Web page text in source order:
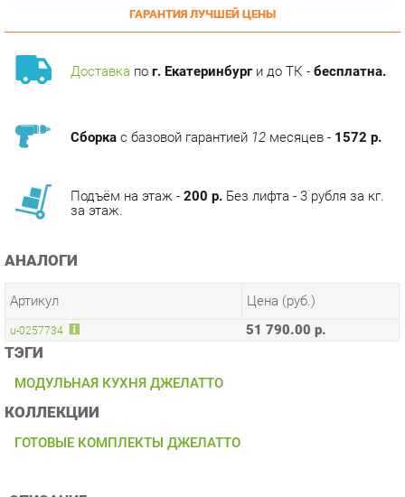
Доставкапог. Екатеринбурги до ТК -бесплатна.
АНАЛОГИ
Артикул
u-0257734 51 790.00 р.
ТЭГИ
МОДУЛЬНАЯ КУХНЯ ДЖЕЛАТТО
КОЛЛЕКЦИИ
ГОТОВЫЕ КОМПЛЕКТЫ ДЖЕЛАТТО
ОПИСАНИЕ